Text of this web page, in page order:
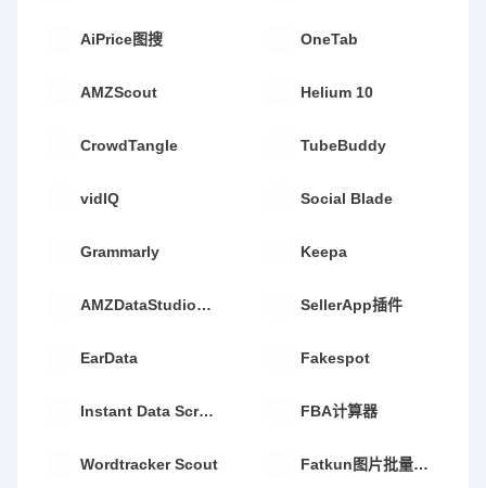
AiPrice图搜 OneTab
AMZScout Helium 10
CrowdTangle TubeBuddy
vidIQ Social Blade
Grammarly Keepa
AMZDataStudio插件 SellerApp插件
EarData Fakespot
Instant Data Scraper FBA计算器
Wordtracker Scout Fatkun图片批量下载